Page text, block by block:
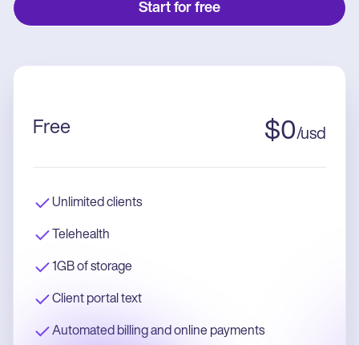
Start for free
Free $0/usd
Unlimited clients
Telehealth
1GB of storage
Client portal text
Automated billing and online payments